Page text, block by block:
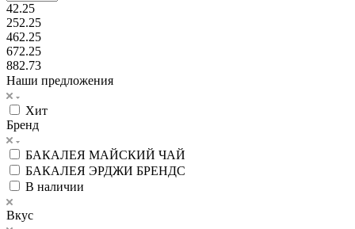
42.25
252.25
462.25
672.25
882.73
Наши предложения
Хит
Бренд
БАКАЛЕЯ МАЙСКИЙ ЧАЙ
БАКАЛЕЯ ЭРДЖИ БРЕНДС
В наличии
Вкус